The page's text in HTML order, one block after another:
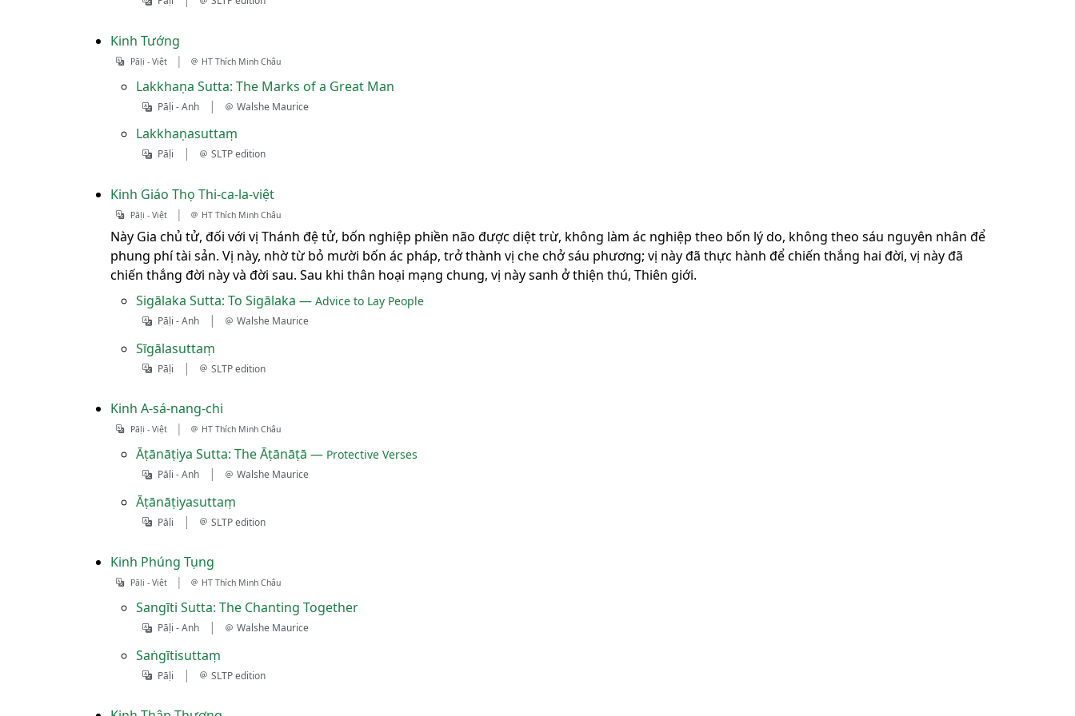
Kinh Tướng
Pāḷi - Việt | HT Thích Minh Châu
Lakkhaṇa Sutta: The Marks of a Great Man
Pāḷi - Anh | Walshe Maurice
Lakkhaṇasuttaṃ
Pāḷi | SLTP edition
Kinh Giáo Thọ Thi-ca-la-việt
Pāḷi - Việt | HT Thích Minh Châu
Này Gia chủ tử, đối với vị Thánh đệ tử, bốn nghiệp phiền não được diệt trừ, không làm ác nghiệp theo bốn lý do, không theo sáu nguyên nhân để
phung phí tài sản. Vị này, nhờ từ bỏ mười bốn ác pháp, trở thành vị che chở sáu phương; vị này đã thực hành để chiến thắng hai đời, vị này đã
chiến thắng đời này và đời sau. Sau khi thân hoại mạng chung, vị này sanh ở thiện thú, Thiên giới.
Sigālaka Sutta: To Sigālaka — Advice to Lay People
Pāḷi - Anh | Walshe Maurice
Sīgālasuttaṃ
Pāḷi | SLTP edition
Kinh A-sá-nang-chi
Pāḷi - Việt | HT Thích Minh Châu
Āṭānāṭiya Sutta: The Āṭānāṭā — Protective Verses
Pāḷi - Anh | Walshe Maurice
Āṭānāṭiyasuttaṃ
Pāḷi | SLTP edition
Kinh Phúng Tụng
Pāḷi - Việt | HT Thích Minh Châu
Sangīti Sutta: The Chanting Together
Pāḷi - Anh | Walshe Maurice
Saṅgītisuttaṃ
Pāḷi | SLTP edition